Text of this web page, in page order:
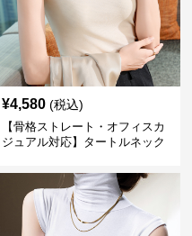
¥4,580 (税込)
【骨格ストレート・オフィスカ
ジュアル対応】タートルネック
インナー S~3XL